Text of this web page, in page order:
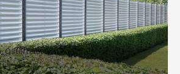
Österreich